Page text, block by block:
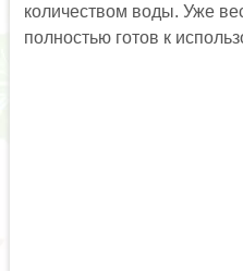
количеством воды. Уже
полностью готов к